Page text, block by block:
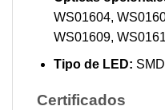
WS01604,
WS01609,
Tipo de LED:
Certificados